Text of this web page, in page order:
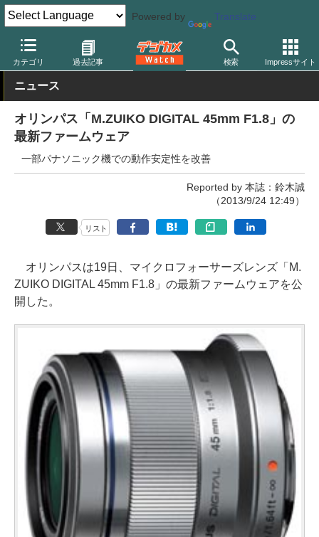
Powered by Translate
カテゴリ 過去記事 検索 Impressサイト
デジカメ Watch レンズ 交換レンズ オリンパス
ニュース
オリンパス「M.ZUIKO DIGITAL 45mm F1.8」の
最新ファームウェア
一部パナソニック機での動作安定性を改善
Reported by 本誌：鈴木誠
（2013/9/24 12:49）
リスト
オリンパスは19日、マイクロフォーサーズレンズ「M.
ZUIKO DIGITAL 45mm F1.8」の最新ファームウェアを公
開した。